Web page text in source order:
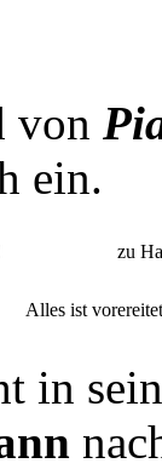
von
ein.
zu
Alles ist
in